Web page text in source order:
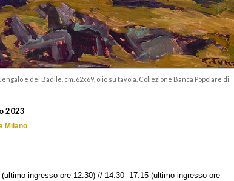
e del Badile, cm. 62x69, olio su tavola. Collezione Banca Popolare di
2023
Milano
ingresso ore 12.30) // 14.30 -17.15 (ultimo ingresso ore